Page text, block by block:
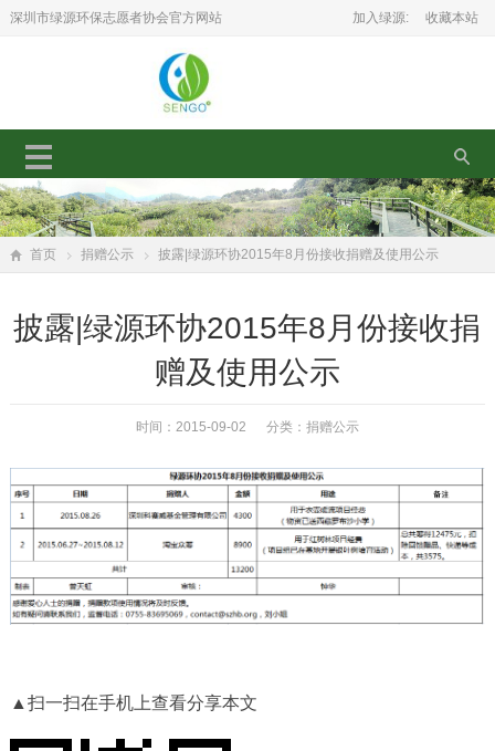
深圳市绿源环保志愿者协会官方网站 加入绿源: 收藏本站
首页 捐赠公示 披露|绿源环协2015年8月份接收捐赠及使用公示
披露|绿源环协2015年8月份接收捐
赠及使用公示
时间：2015-09-02 分类： 捐赠公示
▲扫一扫在手机上查看分享本文